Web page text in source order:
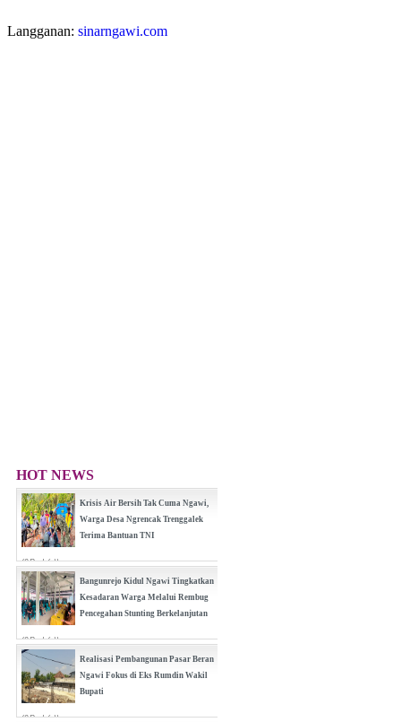
Langganan: sinarngawi.com
HOT NEWS
Krisis Air Bersih Tak Cuma Ngawi,
Warga Desa Ngrencak Trenggalek
Terima Bantuan TNI
(0 Reply(s))
Bangunrejo Kidul Ngawi Tingkatkan
Kesadaran Warga Melalui Rembug
Pencegahan Stunting Berkelanjutan
(0 Reply(s))
Realisasi Pembangunan Pasar Beran
Ngawi Fokus di Eks Rumdin Wakil
Bupati
(0 Reply(s))